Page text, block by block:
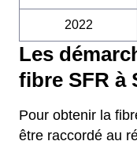
2022
Les
fibre SFR à
Pour obtenir la
être raccordé au